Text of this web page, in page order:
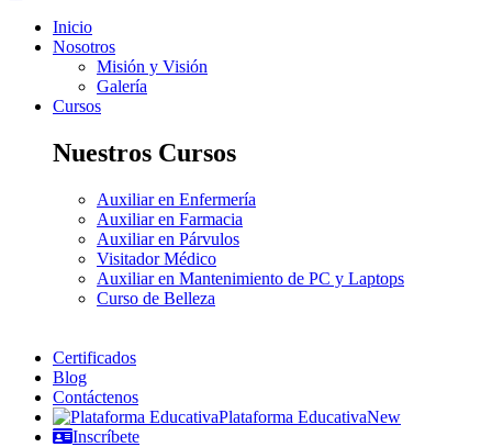
Inicio
Nosotros
Misión y Visión
Galería
Cursos
Nuestros Cursos
Auxiliar en Enfermería
Auxiliar en Farmacia
Auxiliar en Párvulos
Visitador Médico
Auxiliar en Mantenimiento de PC y Laptops
Curso de Belleza
Certificados
Blog
Contáctenos
Plataforma EducativaNew
Inscríbete